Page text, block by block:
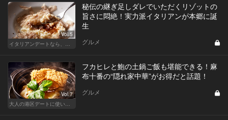
Vol.5
イタリアンデートなら、東京屈指の美味しい人気店へ
秘伝の継ぎ足しダレでいただくリゾットの
旨さに悶絶！実力派イタリアンが本郷に誕
生
グルメ
Vol.7
大人の港区デートに使いたい、秘密の隠れ家
フカヒレと鮑の土鍋ご飯も堪能できる！麻
布十番の“隠れ家中華”がお得だと話題！
グルメ